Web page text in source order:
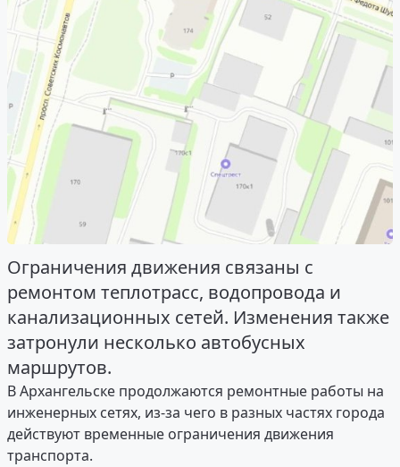
Ограничения движения связаны с
ремонтом теплотрасс, водопровода и
канализационных сетей. Изменения также
затронули несколько автобусных
маршрутов.
В Архангельске продолжаются ремонтные работы на
инженерных сетях, из-за чего в разных частях города
действуют временные ограничения движения
транспорта.